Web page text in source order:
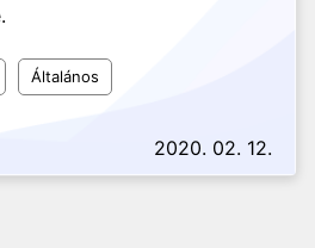
Általános
2020. 02. 12.